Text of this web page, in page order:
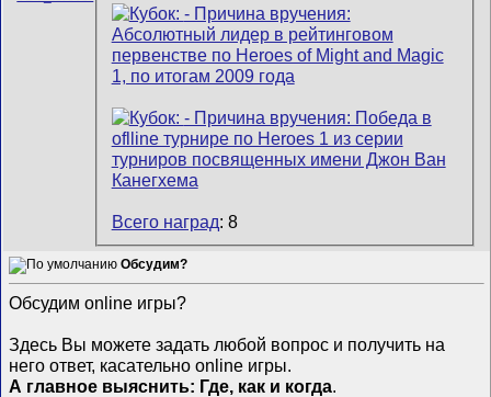
Всего наград: 8
Обсудим?
Обсудим online игры?
Здесь Вы можете задать любой вопрос и получить на
него ответ, касательно online игры.
А главное выяснить: Где, как и когда.